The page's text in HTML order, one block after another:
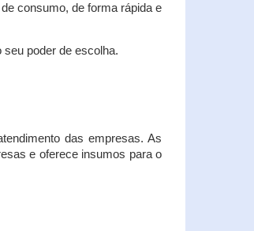
consumo, de forma rápida e
poder de escolha.
das empresas. As
e oferece insumos para o